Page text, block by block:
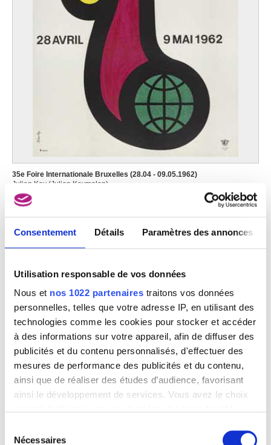
Consentement Détails Paramètres des annonces
Utilisation responsable de vos données
Nous et nos 1022 partenaires traitons vos données
personnelles, telles que votre adresse IP, en utilisant des
technologies comme les cookies pour stocker et accéder
à des informations sur votre appareil, afin de diffuser des
publicités et du contenu personnalisés, d'effectuer des
mesures de performance des publicités et du contenu,
ainsi que de réaliser des études d’audience, favorisant
ainsi le développement de services. Vous avez le choix
tout moment en consultant la Déclaration relative aux
Nécessaires
35e Foire Internationale Bruxelles (28.04 - 09.05.1962)
Julian Key (Julien Keymolen)
35e Foire Internationale Bruxelles (30.04 - 12.05.1962)